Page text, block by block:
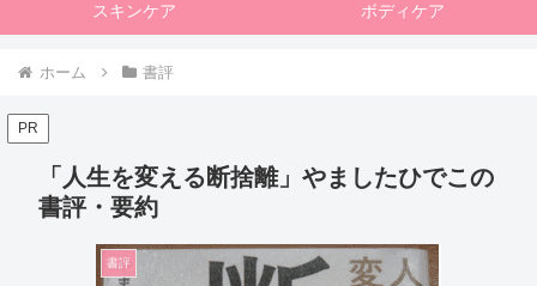
スキンケア ボディケア
ホーム 書評
PR
「人生を変える断捨離」やましたひでこの
書評・要約
書評